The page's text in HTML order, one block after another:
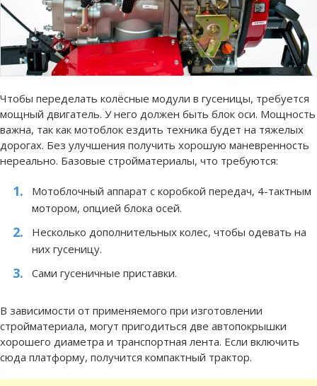
Чтобы переделать колёсные модули в гусеницы, требуется
мощный двигатель. У него должен быть блок оси. Мощность
важна, так как мотоблок ездить техника будет на тяжелых
дорогах. Без улучшения получить хорошую маневренность
нереально. Базовые стройматериалы, что требуются:
Мотоблочный аппарат с коробкой передач, 4-тактным
мотором, опцией блока осей.
Несколько дополнительных колес, чтобы одевать на
них гусеницу.
Сами гусеничные приставки.
В зависимости от применяемого при изготовлении
стройматериала, могут пригодиться две автопокрышки
хорошего диаметра и транспортная лента. Если включить
сюда платформу, получится компактный трактор.